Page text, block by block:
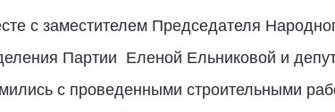
с заместителем Председателя
Партии Еленой Ельниковой и
с проведенными строительными